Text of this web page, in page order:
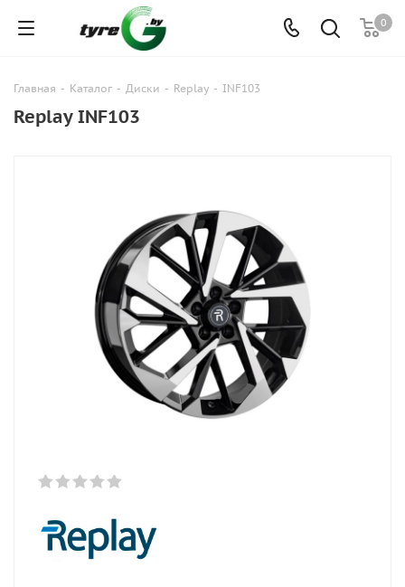
0
Главная - Каталог - Диски - Replay - INF103
Replay INF103